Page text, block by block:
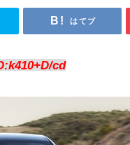
はてブ
cd